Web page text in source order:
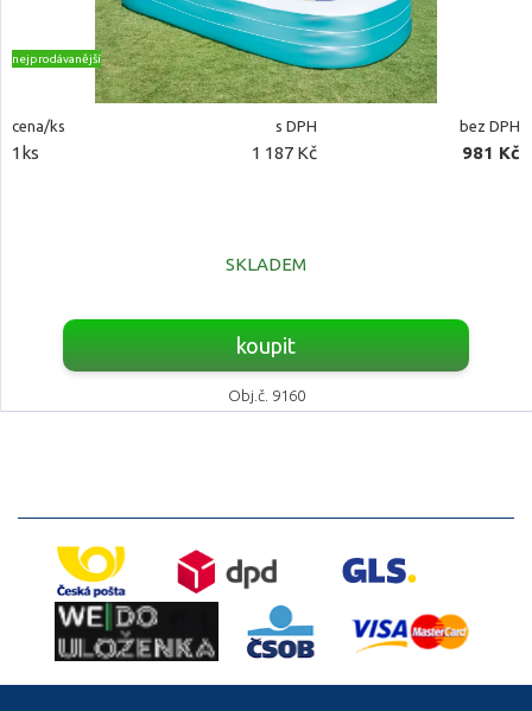
nejprodávanější
cena/ks s DPH bez DPH
1ks 1 187 Kč 981 Kč
SKLADEM
koupit
Obj.č. 9160